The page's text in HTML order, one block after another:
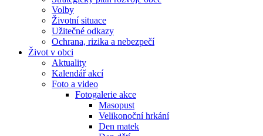
Volby
Životní situace
Užitečné odkazy
Ochrana, rizika a nebezpečí
Život v obci
Aktuality
Kalendář akcí
Foto a video
Fotogalerie akce
Masopust
Velikonoční hrkání
Den matek